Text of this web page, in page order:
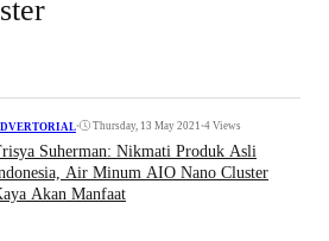
• Thursday, 13 May 2021 •4 Views
Suherman: Nikmati Produk Asli
Air Minum AIO Nano Cluster
Akan Manfaat